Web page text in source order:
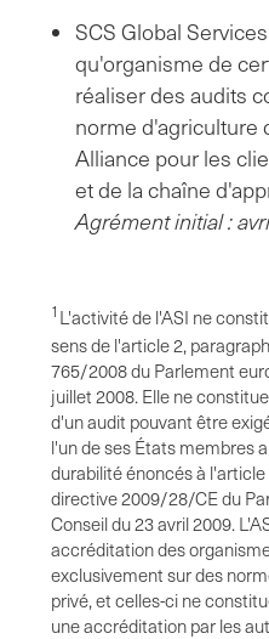
SCS Global
qu'organisme de
réaliser des audits
norme d'agriculture
Alliance pour les
et de la chaîne
Agrément initial :
1 L'activité de l'ASI ne
sens de l'article 2,
765/2008 du Parlement
juillet 2008. Elle ne
d'un audit pouvant être
l'un de ses États membres
durabilité énoncés à l'article
directive 2009/28/CE du
Conseil du 23 avril 2009.
accréditation des
exclusivement sur des
privé, et celles-ci ne
une accréditation par les